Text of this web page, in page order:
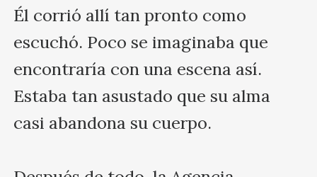
Él corrió allí tan pronto como
escuchó. Poco se imaginaba que
encontraría con una escena así.
Estaba tan asustado que su alma
casi abandona su cuerpo.